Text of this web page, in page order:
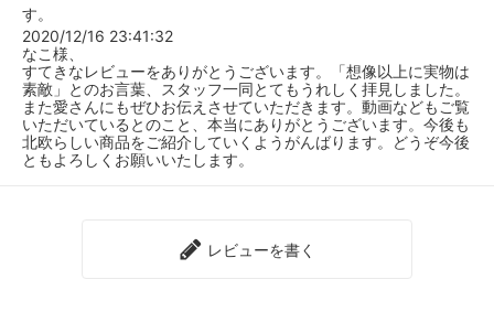
す。
2020/12/16 23:41:32
なこ様、
すてきなレビューをありがとうございます。「想像以上に実物は
素敵」とのお言葉、スタッフ一同とてもうれしく拝見しました。
また愛さんにもぜひお伝えさせていただきます。動画などもご覧
いただいているとのこと、本当にありがとうございます。今後も
北欧らしい商品をご紹介していくようがんばります。どうぞ今後
ともよろしくお願いいたします。
レビューを書く